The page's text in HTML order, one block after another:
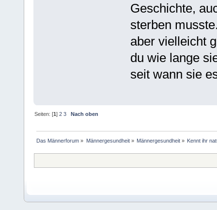
Geschichte,
sterben
aber vielleicht
du wie lange
seit wann sie
Seiten: [1]2 3 Nach oben
Das Männerforum » Männergesundheit» Männergesundheit» Kennt ihr